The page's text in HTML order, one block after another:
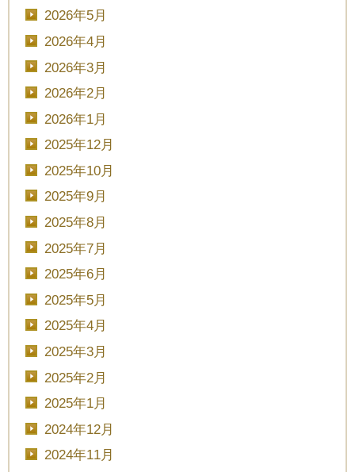
2026年5月
2026年4月
2026年3月
2026年2月
2026年1月
2025年12月
2025年10月
2025年9月
2025年8月
2025年7月
2025年6月
2025年5月
2025年4月
2025年3月
2025年2月
2025年1月
2024年12月
2024年11月